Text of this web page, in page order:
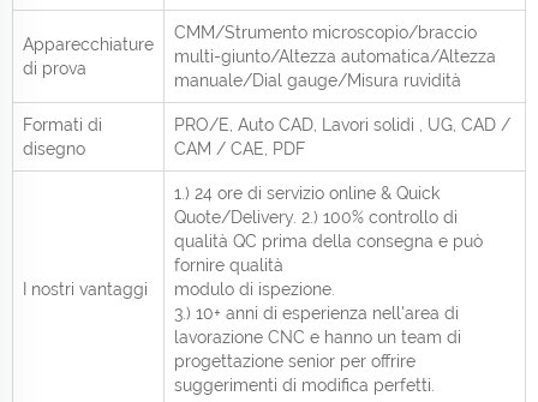
Apparecchiature
di prova
CMM/Strumento microscopio/braccio
multi-giunto/Altezza automatica/Altezza
manuale/Dial gauge/Misura ruvidità
Formati di
disegno
PRO/E, Auto CAD, Lavori solidi , UG, CAD /
CAM / CAE, PDF
I nostri vantaggi
1.) 24 ore di servizio online & Quick
Quote/Delivery. 2.) 100% controllo di
qualità QC prima della consegna e può
fornire qualità
modulo di ispezione.
3.) 10+ anni di esperienza nell'area di
lavorazione CNC e hanno un team di
progettazione senior per offrire
suggerimenti di modifica perfetti.